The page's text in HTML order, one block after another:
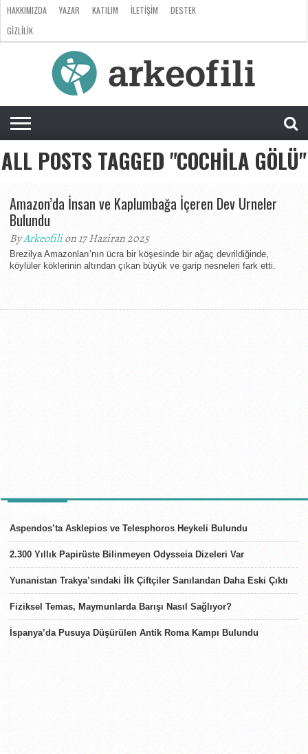
ARKEOLOJI
ANTROPOLOJI
PALEONTOLOJI
EVRIM
DOSYA
CEVAP
RÖPORTAJ
HAKKIMIZDA YAZAR KATILIM İLETIŞIM
DESTEK
GIZLILIK
ALL POSTS TAGGED "COCHILA GÖLÜ"
Amazon’da İnsan ve Kaplumbağa İçeren Dev Urneler
Bulundu
ByArkeofilion 17 Haziran 2025
Brezilya Amazonları’nın ücra bir köşesinde bir ağaç devrildiğinde,
köylüler köklerinin altından çıkan büyük ve garip nesneleri fark etti.
Aspendos’ta Asklepios ve Telesphoros Heykeli Bulundu
2.300 Yıllık Papirüste Bilinmeyen Odysseia Dizeleri Var
Yunanistan Trakya’sındaki İlk Çiftçiler Sanılandan Daha Eski Çıktı
Fiziksel Temas, Maymunlarda Barışı Nasıl Sağlıyor?
İspanya’da Pusuya Düşürülen Antik Roma Kampı Bulundu